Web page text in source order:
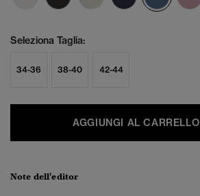
Seleziona Taglia:
34-36 38-40 42-44
AGGIUNGI AL CARRELLO
Note dell'editor